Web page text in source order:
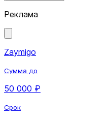
Реклама
Zaymigo
Сумма до
50 000 ₽
Срок